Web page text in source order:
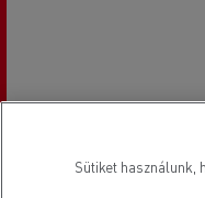
Sütiket használunk,